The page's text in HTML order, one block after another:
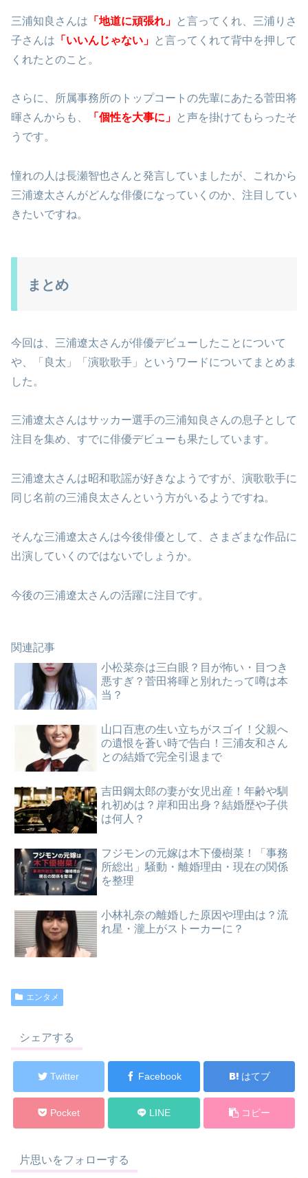
三浦知良さんは 「地道に頑張れ」
と言ってくれ、三浦りさ
子さんは 「いいんじゃない」
と言ってくれて背中を押して
くれたとのこと。
さらに、所属事務所のトップコートの先輩にあたる菅田将
暉さんからも、
「個性を大事に」
と声を掛けてもらったそ
うです。
憧れの人は長瀬智也さんと発言していましたが、これから
三浦遼太さんがどんな俳優になっていくのか、注目してい
きたいですね。
まとめ
今回は、三浦遼太さんが俳優デビューしたことについて
や、「良太」「演歌歌手」というワードについてまとめま
した。
三浦遼太さんはサッカー選手の三浦知良さんの息子として
注目を集め、すでに俳優デビューも果たしています。
三浦遼太さんは昭和歌謡が好きなようですが、演歌歌手に
同じ名前の三浦良太さんという方がいるようですね。
そんな三浦遼太さんは今後俳優として、さまざまな作品に
出演していくのではないでしょうか。
今後の三浦遼太さんの活躍に注目です。
関連記事
小松菜奈は三白眼？目が怖い・目つき
悪すぎ？菅田将暉と別れたって噂は本
当？
山口百恵の生い立ちがスゴイ！父親へ
の遺恨を蒼い時で告白！三浦友和さん
との結婚で完全引退まで
吉田鋼太郎の妻が女児出産！年齢や馴
れ初めは？岸和田出身？結婚歴や子供
は何人？
フジモンの元嫁は木下優樹菜！「事務
所総出」騒動・離婚理由・現在の関係
を整理
小林礼奈の離婚した原因や理由は？流
れ星・瀧上がストーカーに？
エンタメ
シェアする
Twitter Facebook はてブ
Pocket LINE コピー
片思いをフォローする